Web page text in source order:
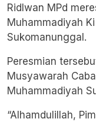
Ridlwan MPd
Muhammadiyah
Sukomanunggal.
Peresmian
Musyawarah
Muhammadiyah
“Alhamdulillah,